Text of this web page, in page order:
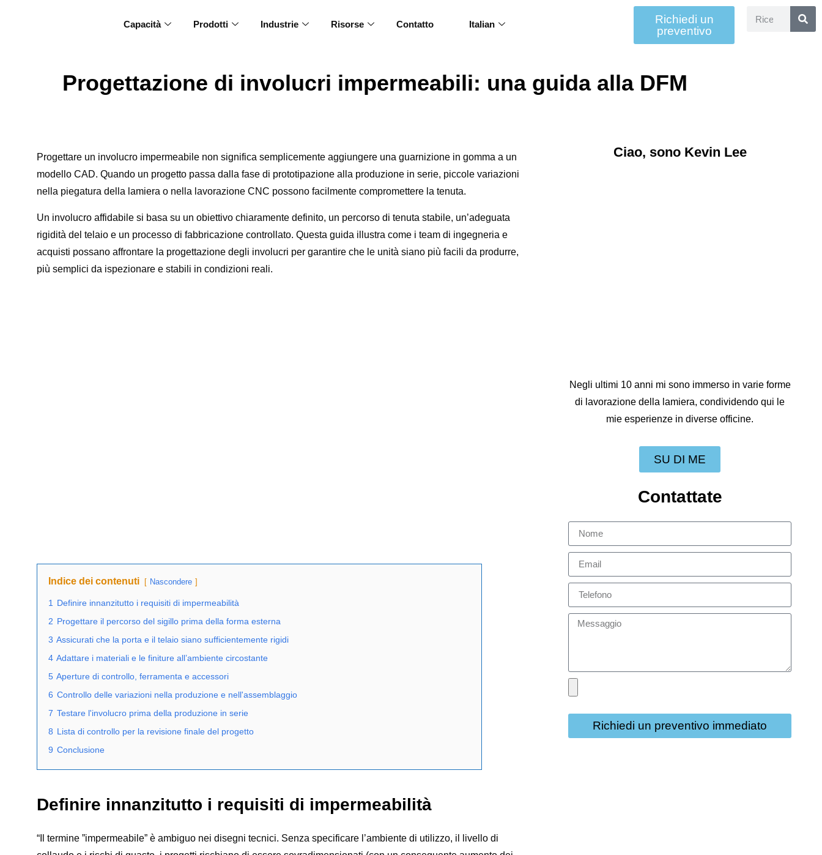
Capacità Prodotti Industrie Risorse Contatto Italian
Richiedi un
preventivo
Progettazione di involucri impermeabili: una guida alla DFM
Progettare un involucro impermeabile non significa semplicemente aggiungere una guarnizione in gomma a un
modello CAD. Quando un progetto passa dalla fase di prototipazione alla produzione in serie, piccole variazioni
nella piegatura della lamiera o nella lavorazione CNC possono facilmente compromettere la tenuta.
Un involucro affidabile si basa su un obiettivo chiaramente definito, un percorso di tenuta stabile, un’adeguata
rigidità del telaio e un processo di fabbricazione controllato. Questa guida illustra come i team di ingegneria e
acquisti possano affrontare la progettazione degli involucri per garantire che le unità siano più facili da produrre,
più semplici da ispezionare e stabili in condizioni reali.
Indice dei contenuti Nascondere
1
Definire innanzitutto i requisiti di impermeabilità
2 Progettare il percorso del sigillo prima della forma esterna
3 Assicurati che la porta e il telaio siano sufficientemente rigidi
4 Adattare i materiali e le finiture all’ambiente circostante
5 Aperture di controllo, ferramenta e accessori
6 Controllo delle variazioni nella produzione e nell'assemblaggio
7 Testare l'involucro prima della produzione in serie
8 Lista di controllo per la revisione finale del progetto
9 Conclusione
Definire innanzitutto i requisiti di impermeabilità
“Il termine ”impermeabile” è ambiguo nei disegni tecnici. Senza specificare l’ambiente di utilizzo, il livello di
Ciao, sono Kevin Lee
Negli ultimi 10 anni mi sono immerso in varie forme
di lavorazione della lamiera, condividendo qui le
mie esperienze in diverse officine.
SU DI ME
Contattate
Richiedi un preventivo immediato